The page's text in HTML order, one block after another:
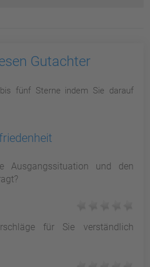
Gutachter
fünf Sterne indem Sie darauf
Ausgangssituation und den
für Sie verständlich